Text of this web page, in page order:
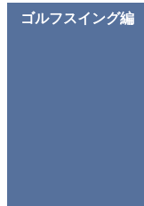
ゴルフスイング編